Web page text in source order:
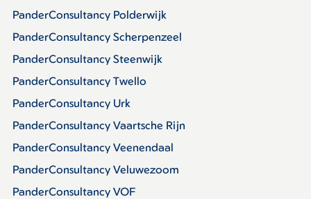
PanderConsultancy Polderwijk
PanderConsultancy Scherpenzeel
PanderConsultancy Steenwijk
PanderConsultancy Twello
PanderConsultancy Urk
PanderConsultancy Vaartsche Rijn
PanderConsultancy Veenendaal
PanderConsultancy Veluwezoom
PanderConsultancy VOF